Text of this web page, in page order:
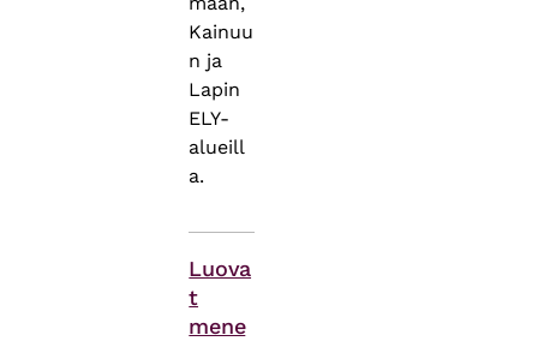
Kainuu
n ja
Lapin
ELY-
alueill
a.
Luova
t
mene